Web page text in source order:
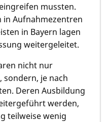
mussten.
in Aufnahmezentren
in Bayern lagen
weitergeleitet.
nicht nur
je nach
Deren Ausbildung
werden,
teilweise wenig